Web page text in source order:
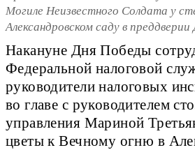
Могиле Неизвестного Солдата у
Александровском саду в
Накануне Дня Победы
Федеральной налоговой
руководители налоговых
во главе с руководителем
управления Мариной
цветы к Вечному огню в